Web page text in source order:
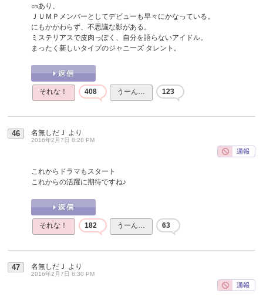
㎝あり、
ＪＵＭＰメンバーとしてデビューも早々にかなっている。
にもかかわらず、不思議な影がある。
ミステリアスで皮肉っぽく、自分を語らないアイドル。
まったく新しいタイプのジャニーズ タレント。
それな！ 408 うーん… 123
46 名無しだＪ より
2016年2月7日 8:28 PM
これからドラマもスタート
これからの活躍に期待ですね♪
それな！ 182 うーん… 63
47 名無しだＪ より
2016年2月7日 8:30 PM